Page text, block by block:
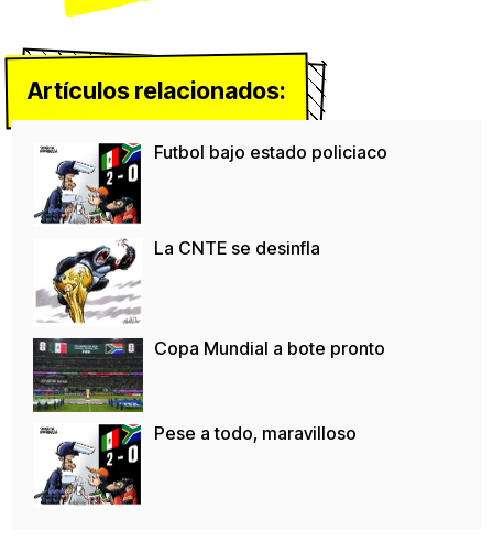
Artículos relacionados:
Futbol bajo estado policiaco
La CNTE se desinfla
Copa Mundial a bote pronto
Pese a todo, maravilloso